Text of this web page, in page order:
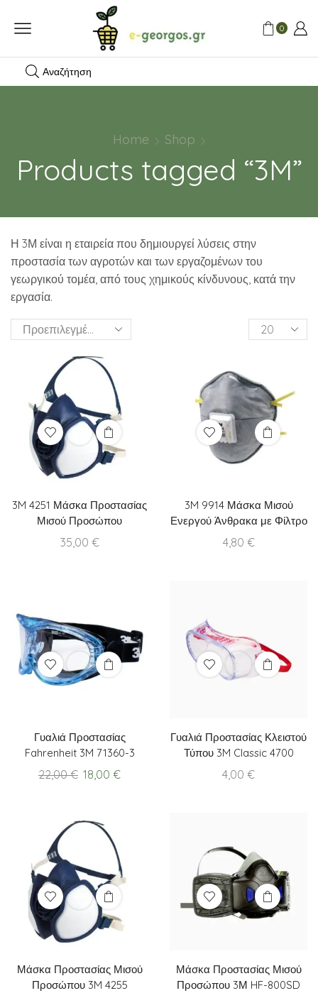
0
Αναζήτηση
Home Shop
Products tagged “3M”
Η 3Μ είναι η εταιρεία που δημιουργεί λύσεις στην
προστασία των αγροτών και των εργαζομένων του
γεωργικού τομέα, από τους χημικούς κίνδυνους, κατά την
εργασία.
Products
per
3M 4251 Μάσκα Προστασίας
Μισού Προσώπου
35,00 €
3M 9914 Μάσκα Μισού
Ενεργού Άνθρακα με Φίλτρο
4,80 €
Γυαλιά Προστασίας
Fahrenheit 3M 71360-3
22,00€ Original
22,00 €.
18,00 €Current
Γυαλιά Προστασίας Κλειστού
Τύπου 3M Classic 4700
4,00 €
Μάσκα Προστασίας Μισού
Προσώπου 3M 4255
Μάσκα Προστασίας Μισού
Προσώπου 3Μ HF-800SD